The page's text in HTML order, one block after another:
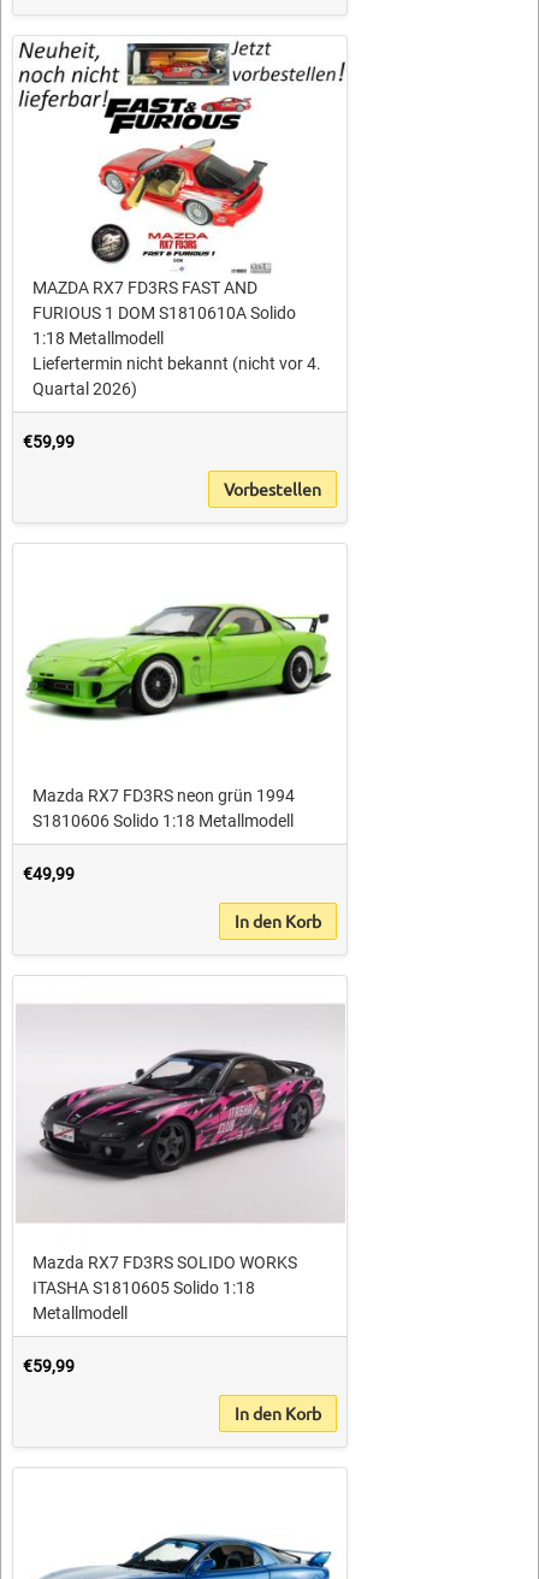
MAZDA RX7 FD3RS FAST AND
FURIOUS 1 DOM S1810610A Solido
1:18 Metallmodell
Liefertermin nicht bekannt (nicht vor 4.
Quartal 2026)
€59,99
Vorbestellen
Mazda RX7 FD3RS neon grün 1994
S1810606 Solido 1:18 Metallmodell
€49,99
In den Korb
Mazda RX7 FD3RS SOLIDO WORKS
ITASHA S1810605 Solido 1:18
Metallmodell
€59,99
In den Korb